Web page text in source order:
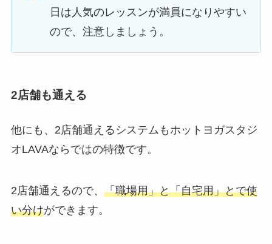
日は人気のレッスンが満員になりやすい
ので、注意しましょう。
2店舗も通える
他にも、2店舗通えるシステムもホットヨガスタジ
オLAVAならではの特徴です。
2店舗通えるので、 「職場用」と「自宅用」とで使
い分けができます。